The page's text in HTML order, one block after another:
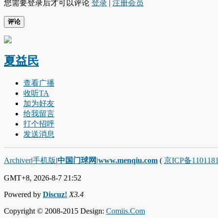
您需要登录后才可以评论 登录 | 注册会员
评论
夏益民
查看广播
收听TA
加为好友
给我留言
打个招呼
发送消息
Archiver|手机版|中国门球网|www.menqiu.com ( 京ICP备
GMT+8, 2026-8-7 21:52
Powered by Discuz! X3.4
Copyright © 2008-2015 Design: Comiis.Com